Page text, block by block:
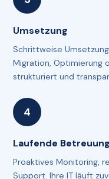
Umsetzung
Schrittweise
Migration, Optimierung
strukturiert und
Laufende Betreuung
Proaktives Monitoring,
Support. Ihre IT läuft